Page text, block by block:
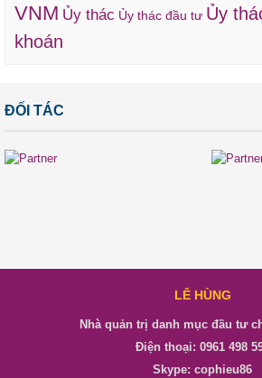
VNM Ủy thác Ủy thác đầu tư Ủy
khoán
ĐỐI TÁC
LÊ HÙNG
Nhà quản trị danh mục đầu tư
Điện thoại: 0961 498
Skype: cophieu86